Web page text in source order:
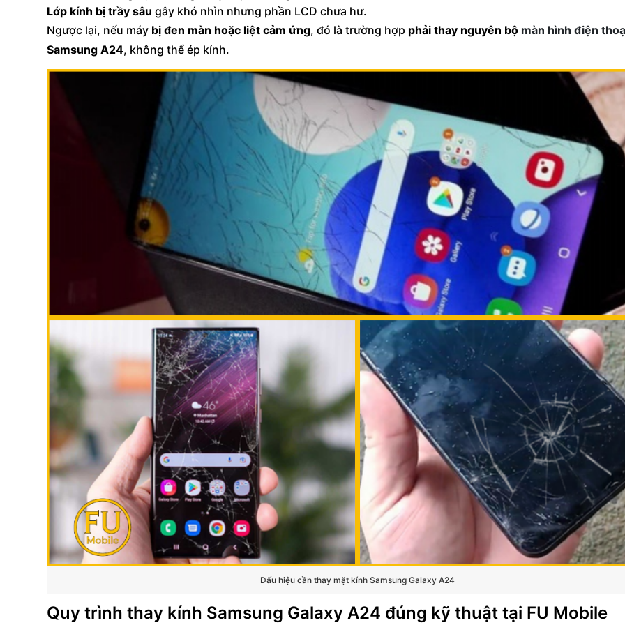
Lớp kính bị trầy sâu gây khó nhìn nhưng phần LCD chưa hư.
Ngược lại, nếu máy bị đen màn hoặc liệt cảm ứng, đó là trường hợp phải thay nguyên bộ màn hình điện
Samsung A24, không thể ép kính.
Dấu hiệu cần thay mặt kính Samsung Galaxy A24
Quy trình thay kính Samsung Galaxy A24 đúng kỹ thuật tại FU Mobile